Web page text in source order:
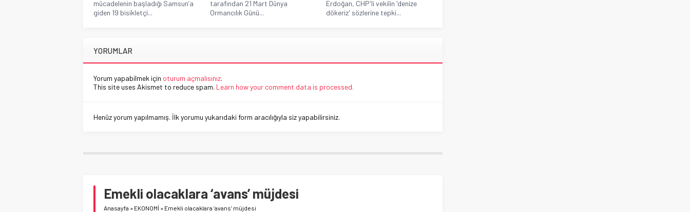
mücadelenin başladığı Samsun’a
giden 19 bisikletçi...
tarafından 21 Mart Dünya
Ormancılık Günü...
Erdoğan, CHP'li vekilin 'denize
dökeriz' sözlerine tepki...
YORUMLAR
Yorum yapabilmek için oturum açmalısınız.
This site uses Akismet to reduce spam. Learn how your comment data is processed.
Henüz yorum yapılmamış. İlk yorumu yukarıdaki form aracılığıyla siz yapabilirsiniz.
Emekli olacaklara ‘avans’ müjdesi
Anasayfa » EKONOMİ » Emekli olacaklara ‘avans’ müjdesi